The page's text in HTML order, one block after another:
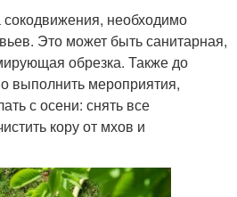
необходимо
Это может быть санитарная,
обрезка. Также до
выполнить мероприятия,
с осени: снять все
кору от мхов и